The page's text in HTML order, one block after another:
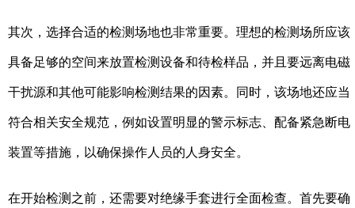
其次，选择合适的检测场地也非常重要。理想的检测场所应该
具备足够的空间来放置检测设备和待检样品，并且要远离电磁
干扰源和其他可能影响检测结果的因素。同时，该场地还应当
符合相关安全规范，例如设置明显的警示标志、配备紧急断电
装置等措施，以确保操作人员的人身安全。
在开始检测之前，还需要对绝缘手套进行全面检查。首先要确